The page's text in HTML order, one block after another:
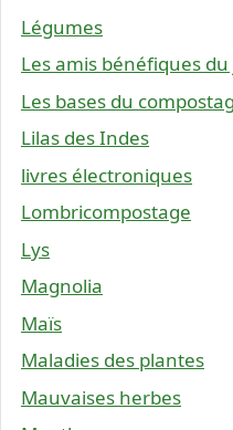
Légumes
Les amis bénéfiques
Les bases du
Lilas des Indes
livres électroniques
Lombricompostage
Lys
Magnolia
Maïs
Maladies des plantes
Mauvaises herbes